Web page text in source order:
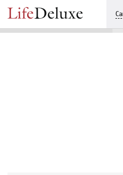
церкви Св. Петра
+7 (921) 8613609